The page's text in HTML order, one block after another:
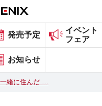
ニュー
発売予定
イベント
フェア
お知らせ
緒に住んだ …